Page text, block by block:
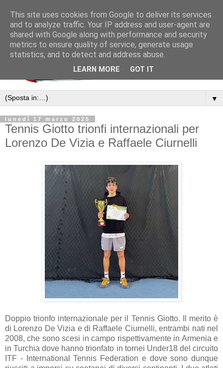
▼
lunedì 17 marzo 2025
Tennis Giotto trionfi internazionali per
Lorenzo De Vizia e Raffaele Ciurnelli
Doppio trionfo internazionale per il Tennis Giotto. Il merito è
di Lorenzo De Vizia e di Raffaele Ciurnelli, entrambi nati nel
2008, che sono scesi in campo rispettivamente in Armenia e
in Turchia dove hanno trionfato in tornei Under18 del circuito
ITF - International Tennis Federation e dove sono dunque
This site uses cookies from Google to deliver its services
and to analyze traffic. Your IP address and user-agent are
shared with Google along with performance and security
metrics to ensure quality of service, generate usage
statistics, and to detect and address abuse.
LEARN MORE GOT IT